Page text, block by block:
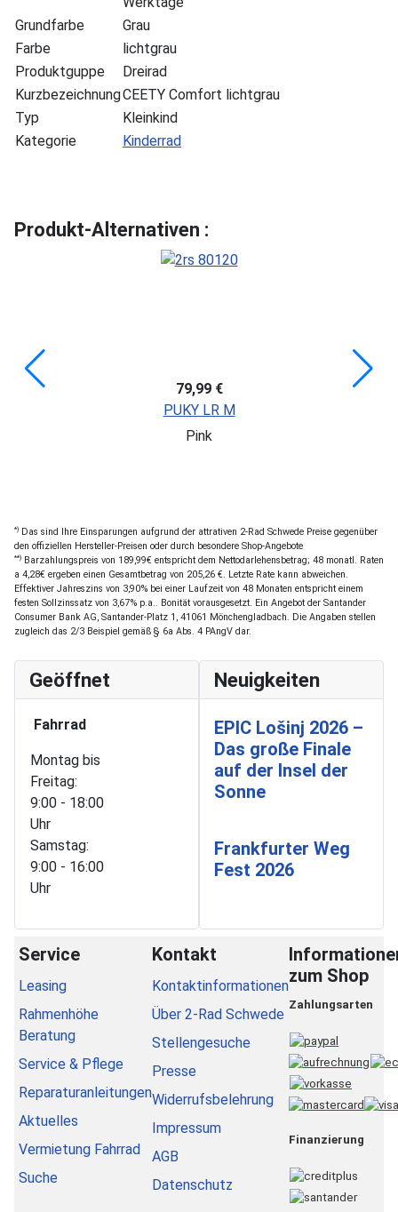
Grundfarbe
Grau
Farbe
lichtgrau
Produktguppe
Dreirad
KurzbezeichnungCEETY Comfort lichtgrau
Typ
Kleinkind
Kategorie
Kinderrad
Produkt-Alternativen :
79,99 €
PUKY LR M
Pink
*) Das sind Ihre Einsparungen aufgrund der attrativen 2-Rad Schwede Preise gegenüber
den offiziellen Hersteller-Preisen oder durch besondere Shop-Angebote
**) Barzahlungspreis von 189,99€ entspricht dem Nettodarlehensbetrag; 48 monatl. Raten
a 4,28€ ergeben einen Gesamtbetrag von 205,26 €. Letzte Rate kann abweichen.
Effektiver Jahreszins von 3,90% bei einer Laufzeit von 48 Monaten entspricht einem
festen Sollzinssatz von 3,67% p.a.. Bonität vorausgesetzt. Ein Angebot der Santander
Consumer Bank AG, Santander-Platz 1, 41061 Mönchengladbach. Die Angaben stellen
zugleich das 2/3 Beispiel gemäß § 6a Abs. 4 PAngV dar.
Geöffnet
Fahrrad
Montag bis
Freitag:
9:00 - 18:00
Uhr
Samstag:
9:00 - 16:00
Uhr
Neuigkeiten
EPIC Lošinj 2026 –
Das große Finale
auf der Insel der
Sonne
Frankfurter Weg
Fest 2026
Service
Leasing
Rahmenhöhe
Beratung
Service & Pflege
Reparaturanleitungen
Aktuelles
Vermietung Fahrrad
Suche
Kontakt
Kontaktinformationen
Über 2-Rad Schwede
Stellengesuche
Presse
Widerrufsbelehrung
Impressum
AGB
Datenschutz
zum Shop
Zahlungsarten
Finanzierung